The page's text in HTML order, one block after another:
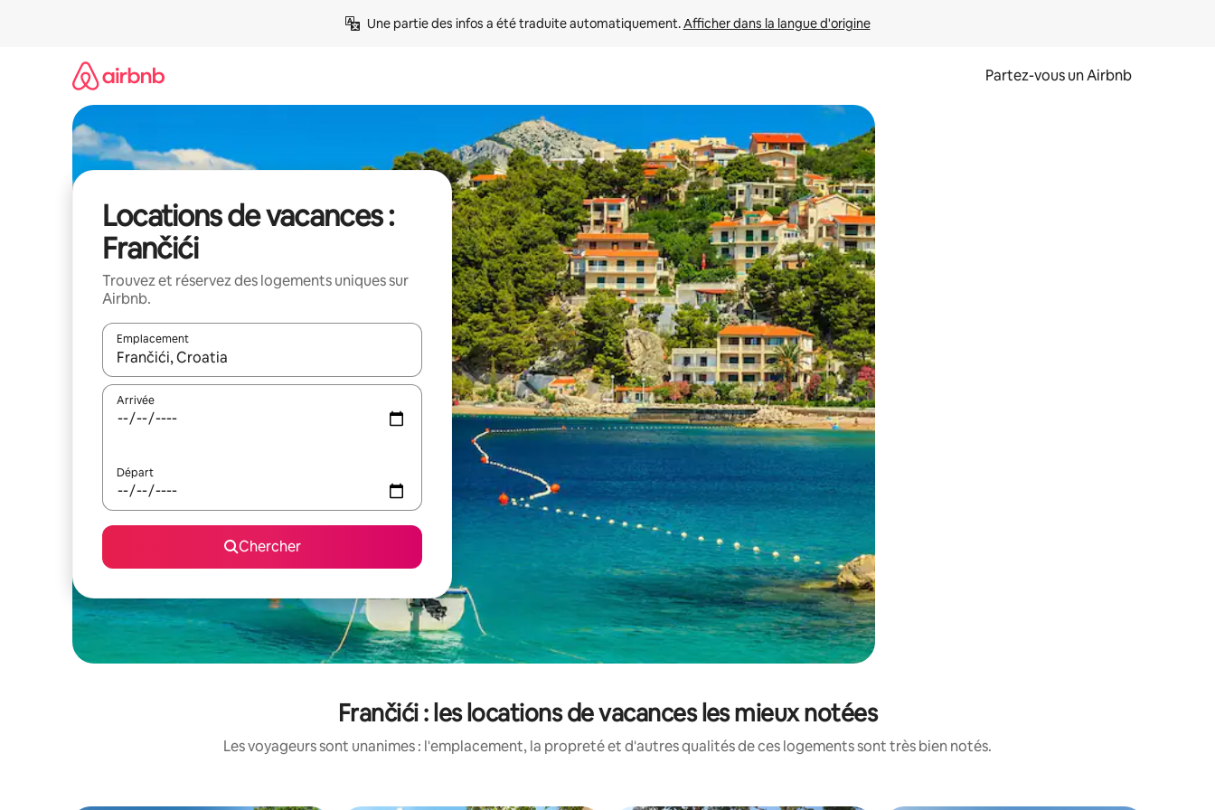
Une partie des infos a été traduite automatiquement. Afficher dans la langue d'origine
Partez-vous un Airbnb
Locations de vacances :
Frančići
Trouvez et réservez des logements uniques sur
Airbnb.
Emplacement
Quand les résultats sont affichés, parcourez-les en utilisant les flèches vers le haut et vers le bas, ou en appuyant dessus et en les faisant glisser.
Arrivée
Départ
Chercher
Frančići : les locations de vacances les mieux notées
Les voyageurs sont unanimes : l'emplacement, la propreté et d'autres qualités de ces logements sont très bien notés.